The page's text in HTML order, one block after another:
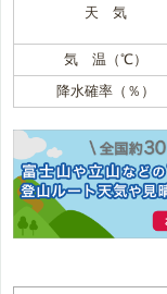
天 気
気 温（℃）
降水確率（％）